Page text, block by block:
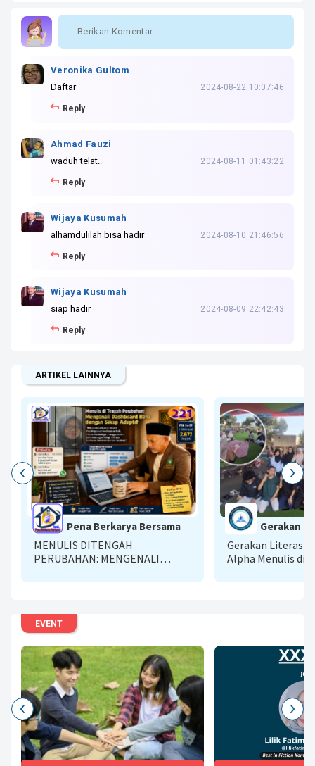
Veronika Gultom
Daftar
2024-08-22 10:07:46
Reply
Ahmad Fauzi
waduh telat..
2024-08-11 01:43:22
Reply
Wijaya Kusumah
alhamdulilah bisa hadir
2024-08-10 21:46:56
Reply
Wijaya Kusumah
siap hadir
2024-08-09 22:42:43
Reply
ARTIKEL LAINNYA
Pena Berkarya Bersama
MENULIS DITENGAH
PERUBAHAN: MENGENALI
Gerakan
Gerakan Literasi
Alpha Menulis di
EVENT